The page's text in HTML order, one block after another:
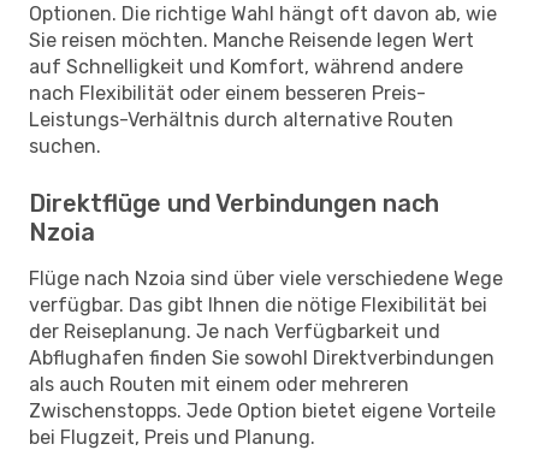
Optionen. Die richtige Wahl hängt oft davon ab, wie
Sie reisen möchten. Manche Reisende legen Wert
auf Schnelligkeit und Komfort, während andere
nach Flexibilität oder einem besseren Preis-
Leistungs-Verhältnis durch alternative Routen
suchen.
Direktflüge und Verbindungen nach
Nzoia
Flüge nach Nzoia sind über viele verschiedene Wege
verfügbar. Das gibt Ihnen die nötige Flexibilität bei
der Reiseplanung. Je nach Verfügbarkeit und
Abflughafen finden Sie sowohl Direktverbindungen
als auch Routen mit einem oder mehreren
Zwischenstopps. Jede Option bietet eigene Vorteile
bei Flugzeit, Preis und Planung.